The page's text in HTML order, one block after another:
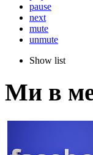
pause
next
mute
unmute
Show list
Ми в